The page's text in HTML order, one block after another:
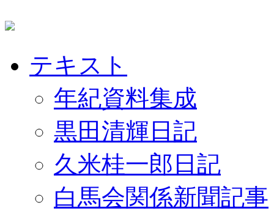
テキスト
年紀資料集成
黒田清輝日記
久米桂一郎日記
白馬会関係新聞記事